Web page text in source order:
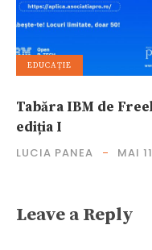
EDUCAȚIE
Tabăra IBM de
ediția I
LUCIA PANEA MAI
Leave a Reply